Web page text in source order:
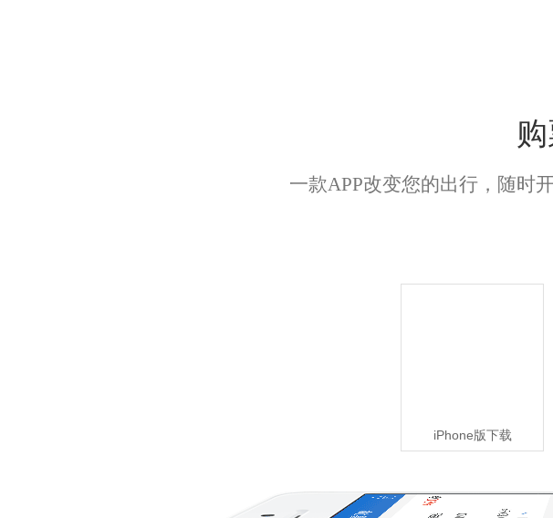
一款APP改变您的出行，随时
iPhone版下载